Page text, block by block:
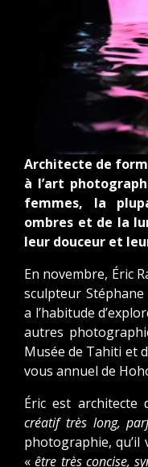
Architecte de
à l’art
femmes, la
ombres et de la
leur douceur et
En novembre, Éric
sculpteur
a l’habitude
autres
Musée de Tahiti et
vous annuel de
Éric est architecte
créatif très long,
photographie, qu’il
«être très concise,